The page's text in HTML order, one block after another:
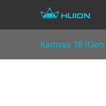
Kamvas 16 (Gen